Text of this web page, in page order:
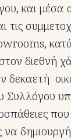
και
διεθνή
δεκαετή
Συλλόγου
που
να